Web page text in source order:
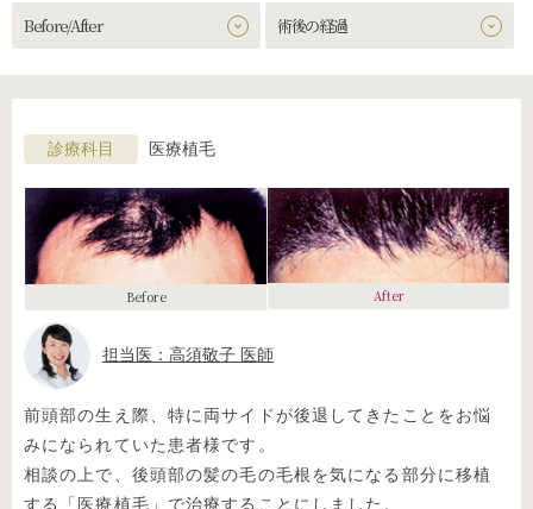
Before/After 術後の経過
診療科目 医療植毛
Before After
担当医：高須敬子 医師
前頭部の生え際、特に両サイドが後退してきたことをお悩
みになられていた患者様です。
相談の上で、後頭部の髪の毛の毛根を気になる部分に移植
する「医療植毛」で治療することにしました。